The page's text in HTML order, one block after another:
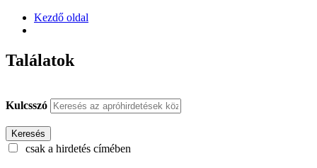
Kezdő oldal
Találatok
Kulcsszó
csak a hirdetés címében